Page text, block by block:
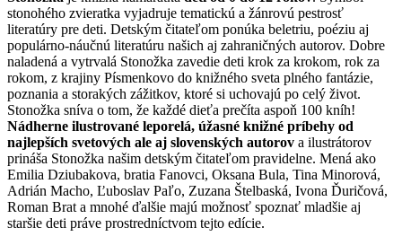
stonohého zvieratka vyjadruje tematickú a žánrovú pestrosť
literatúry pre deti. Detským čitateľom ponúka beletriu, poéziu aj
populárno-náučnú literatúru našich aj zahraničných autorov. Dobre
naladená a vytrvalá Stonožka zavedie deti krok za krokom, rok za
rokom, z krajiny Písmenkovo do knižného sveta plného fantázie,
poznania a storakých zážitkov, ktoré si uchovajú po celý život.
Stonožka sníva o tom, že každé dieťa prečíta aspoň 100 kníh!
Nádherne ilustrované leporelá, úžasné knižné príbehy od
najlepších svetových ale aj slovenských autorov a ilustrátorov
prináša Stonožka našim detským čitateľom pravidelne. Mená ako
Emilia Dziubakova, bratia Fanovci, Oksana Bula, Tina Minorová,
Adrián Macho, Ľuboslav Paľo, Zuzana Štelbaská, Ivona Ďuričová,
Roman Brat a mnohé ďalšie majú možnosť spoznať mladšie aj
staršie deti práve prostredníctvom tejto edície.